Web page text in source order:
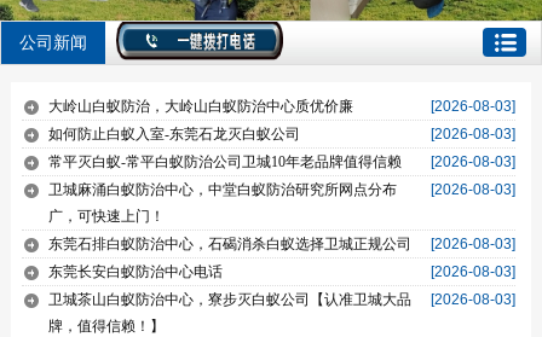
公司新闻
[2026-08-03]
大岭山白蚁防治，大岭山白蚁防治中心质优价廉
[2026-08-03]
如何防止白蚁入室-东莞石龙灭白蚁公司
[2026-08-03]
常平灭白蚁-常平白蚁防治公司卫城10年老品牌值得信赖
[2026-08-03]
卫城麻涌白蚁防治中心，中堂白蚁防治研究所网点分布
广，可快速上门！
[2026-08-03]
东莞石排白蚁防治中心，石碣消杀白蚁选择卫城正规公司
[2026-08-03]
东莞长安白蚁防治中心电话
[2026-08-03]
卫城茶山白蚁防治中心，寮步灭白蚁公司【认准卫城大品
牌，值得信赖！】